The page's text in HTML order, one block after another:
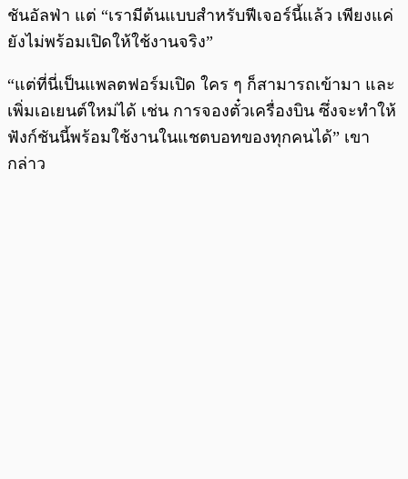
ชันอัลฟ่า แต่ “เรามีต้นแบบสำหรับฟีเจอร์นี้แล้ว เพียงแค่
ยังไม่พร้อมเปิดให้ใช้งานจริง”
“แต่ที่นี่เป็นแพลตฟอร์มเปิด ใคร ๆ ก็สามารถเข้ามา และ
เพิ่มเอเยนต์ใหม่ได้ เช่น การจองตั๋วเครื่องบิน ซึ่งจะทำให้
ฟังก์ชันนี้พร้อมใช้งานในแชตบอทของทุกคนได้” เขา
กล่าว